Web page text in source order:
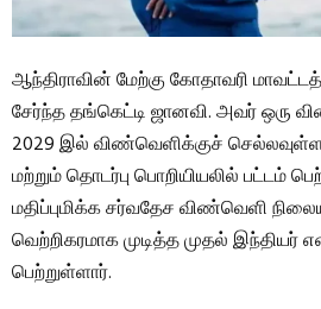
ஆந்திராவின் மேற்கு கோதாவரி
சேர்ந்த தங்கெட்டி ஜானவி. அவர் ஒரு
2029 இல் விண்வெளிக்குச்
மற்றும் தொடர்பு பொறியியலில் பட்டம்
மதிப்புமிக்க சர்வதேச விண்வெளி
வெற்றிகரமாக முடித்த முதல் இந்தியர்
பெற்றுள்ளார்.